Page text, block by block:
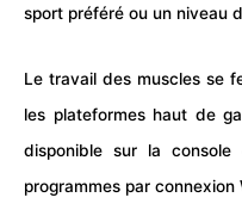
sport préféré ou un niveau
Le travail des muscles se
les plateformes haut de
disponible sur la
programmes par connexion